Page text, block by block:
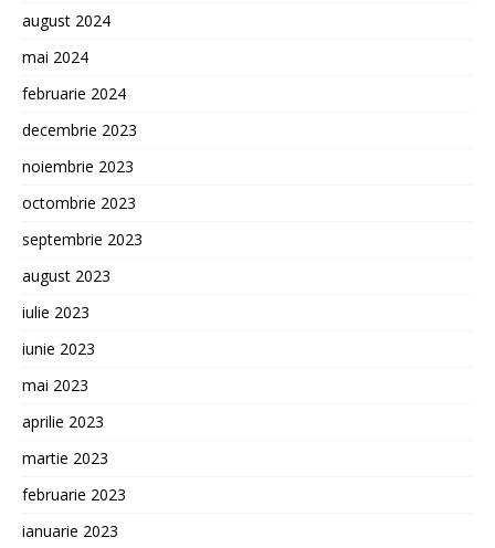
august 2024
mai 2024
februarie 2024
decembrie 2023
noiembrie 2023
octombrie 2023
septembrie 2023
august 2023
iulie 2023
iunie 2023
mai 2023
aprilie 2023
martie 2023
februarie 2023
ianuarie 2023